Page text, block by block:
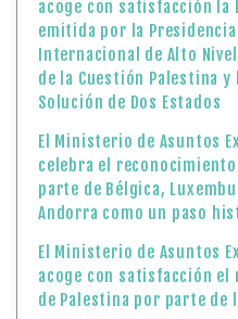
acoge con satisfacción la
emitida por la
Internacional de Alto
de la Cuestión Palestina
Solución de Dos Estados
El Ministerio de Asuntos
celebra el
parte de Bélgica,
Andorra como un paso
El Ministerio de Asuntos
acoge con satisfacción el
de Palestina por parte de